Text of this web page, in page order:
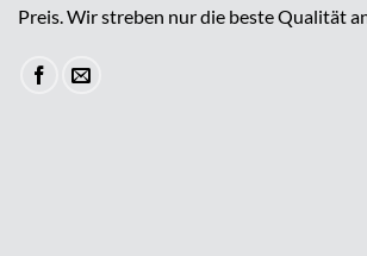
Preis. Wir streben nur die beste Qualität